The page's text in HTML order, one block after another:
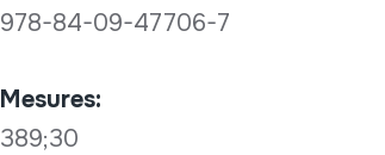
978-84-09-47706-7
Mesures:
389;30